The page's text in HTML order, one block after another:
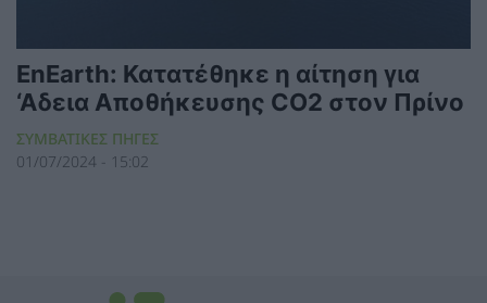
EnEarth: Κατατέθηκε η αίτηση για
‘Αδεια Αποθήκευσης CO2 στον Πρίνο
ΣΥΜΒΑΤΙΚΕΣ ΠΗΓΕΣ
01/07/2024 - 15:02